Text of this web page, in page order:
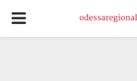
PRIMARY